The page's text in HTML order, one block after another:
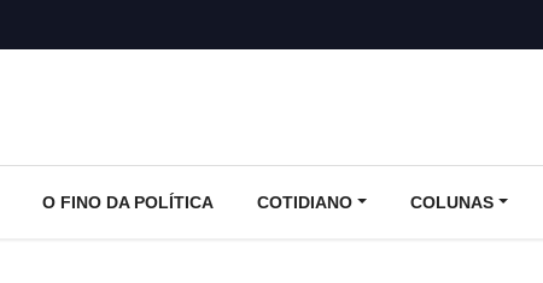
O FINO DA POLÍTICA COTIDIANO COLUNAS